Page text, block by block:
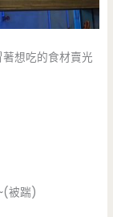
想吃的食材賣光
被踹)